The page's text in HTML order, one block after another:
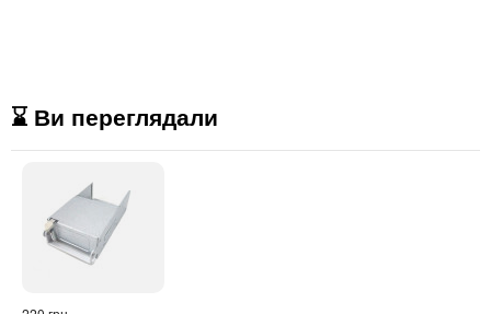
⌛ Ви переглядали